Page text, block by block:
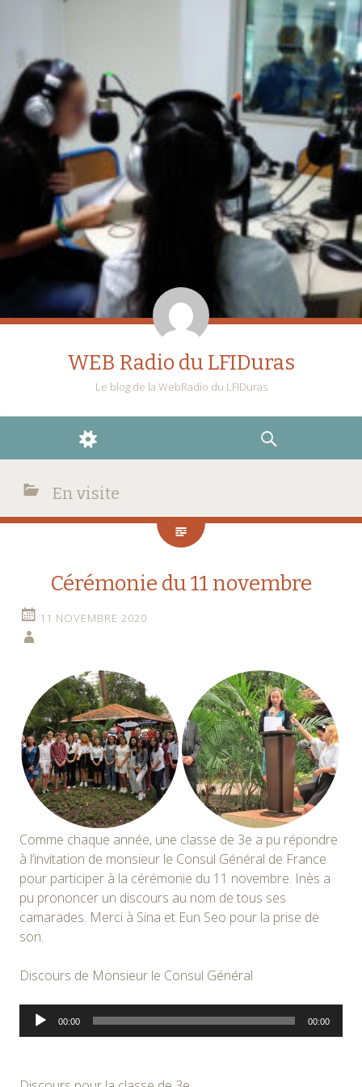
WEB Radio du LFIDuras
Le blog de la WebRadio du LFIDuras
WIDGETS
RECHERCHE
En visite
Cérémonie du 11 novembre
11 NOVEMBRE 2020
Comme chaque année, une classe de 3e a pu répondre
à l’invitation de monsieur le Consul Général de France
pour participer à la cérémonie du 11 novembre. Inès a
pu prononcer un discours au nom de tous ses
camarades. Merci à Sina et Eun Seo pour la prise de
son.
Discours de Monsieur le Consul Général
Lecteur
audio
00:00 00:00